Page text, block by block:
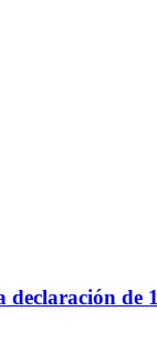
declaración